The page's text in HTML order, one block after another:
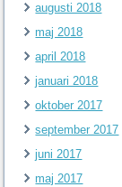
augusti 2018
maj 2018
april 2018
januari 2018
oktober 2017
september 2017
juni 2017
maj 2017